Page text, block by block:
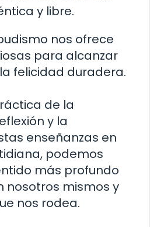
y libre.
nos ofrece
para alcanzar
felicidad duradera.
de la
y la
enseñanzas en
podemos
más profundo
nosotros mismos y
nos rodea.